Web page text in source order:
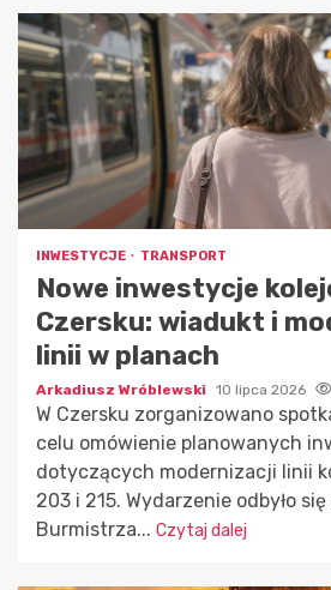
INWESTYCJE TRANSPORT
Nowe inwestycje
Czersku: wiadukt i
linii w planach
Arkadiusz Wróblewski 10 lipca 2026
W Czersku zorganizowano
celu omówienie planowanych
dotyczących modernizacji linii
203 i 215. Wydarzenie odbyło
Burmistrza... Czytaj dalej